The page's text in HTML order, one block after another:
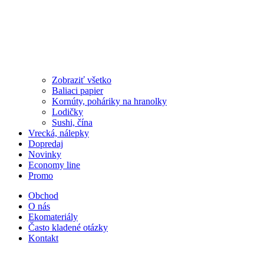
Zobraziť všetko
Baliaci papier
Kornúty, poháriky na hranolky
Lodičky
Sushi, čína
Vrecká, nálepky
Dopredaj
Novinky
Economy line
Promo
Obchod
O nás
Ekomateriály
Často kladené otázky
Kontakt